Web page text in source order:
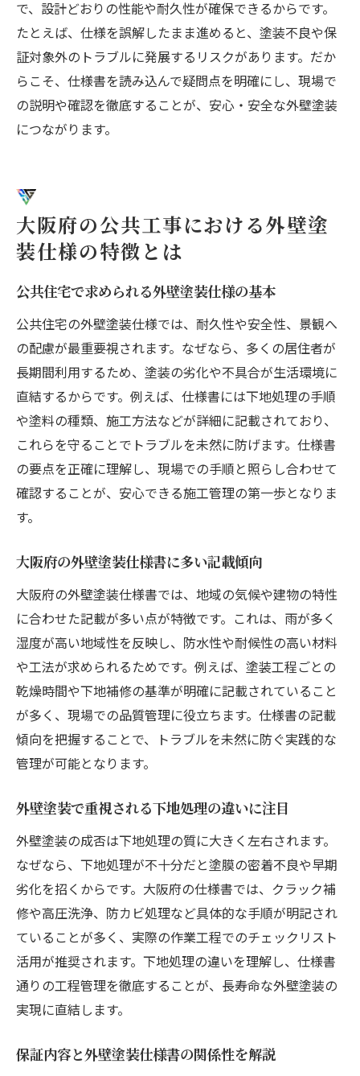
工事契約前に外壁塗装仕様書で確認すべき
内容
保証内容とアフターサービスの仕様書記載
例
外壁塗装契約時に注意したい仕様書の項目
係
で、設計どおりの性能や耐久性が確保できるからです。
たとえば、仕様を誤解したまま進めると、塗装不良や保
証対象外のトラブルに発展するリスクがあります。だか
らこそ、仕様書を読み込んで疑問点を明確にし、現場で
の説明や確認を徹底することが、安心・安全な外壁塗装
につながります。
大阪府の公共工事における外壁塗
装仕様の特徴とは
公共住宅で求められる外壁塗装仕様の基本
公共住宅の外壁塗装仕様では、耐久性や安全性、景観へ
の配慮が最重要視されます。なぜなら、多くの居住者が
長期間利用するため、塗装の劣化や不具合が生活環境に
直結するからです。例えば、仕様書には下地処理の手順
や塗料の種類、施工方法などが詳細に記載されており、
これらを守ることでトラブルを未然に防げます。仕様書
の要点を正確に理解し、現場での手順と照らし合わせて
確認することが、安心できる施工管理の第一歩となりま
す。
大阪府の外壁塗装仕様書に多い記載傾向
大阪府の外壁塗装仕様書では、地域の気候や建物の特性
に合わせた記載が多い点が特徴です。これは、雨が多く
湿度が高い地域性を反映し、防水性や耐候性の高い材料
や工法が求められるためです。例えば、塗装工程ごとの
乾燥時間や下地補修の基準が明確に記載されていること
が多く、現場での品質管理に役立ちます。仕様書の記載
傾向を把握することで、トラブルを未然に防ぐ実践的な
管理が可能となります。
外壁塗装で重視される下地処理の違いに注目
外壁塗装の成否は下地処理の質に大きく左右されます。
なぜなら、下地処理が不十分だと塗膜の密着不良や早期
劣化を招くからです。大阪府の仕様書では、クラック補
修や高圧洗浄、防カビ処理など具体的な手順が明記され
ていることが多く、実際の作業工程でのチェックリスト
活用が推奨されます。下地処理の違いを理解し、仕様書
通りの工程管理を徹底することが、長寿命な外壁塗装の
実現に直結します。
保証内容と外壁塗装仕様書の関係性を解説